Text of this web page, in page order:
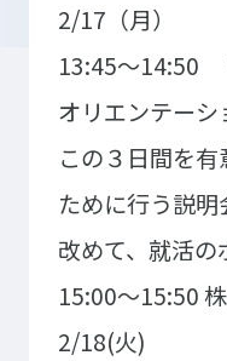
卒業生の
皆さまへ
地域の
皆さまへ
テクノスカ
卒後ビジョン
4つの学びのプラン
大学コース
学院のご紹介
2/17（月）
13:45～14:50
オリエンテーシ
この３日間を
ために行う説明
改めて、就活の
15:00～15:50
2/18(火)